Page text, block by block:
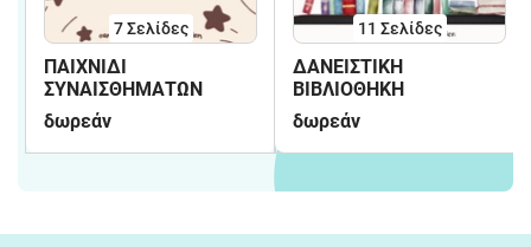
7Σελίδες
ΠΑΙΧΝΙΔΙ
ΣΥΝΑΙΣΘΗΜΑΤΩΝ
δωρεάν
11 Σελίδες
ΔΑΝΕΙΣΤΙΚΗ
ΒΙΒΛΙΟΘΗΚΗ
δωρεάν